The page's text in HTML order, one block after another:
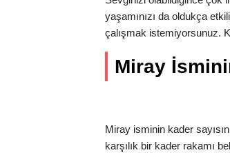
yaşamınızı da oldukça
çalışmak istemiyorsunuz.
Miray
Miray isminin kader
karşılık bir kader rakamı